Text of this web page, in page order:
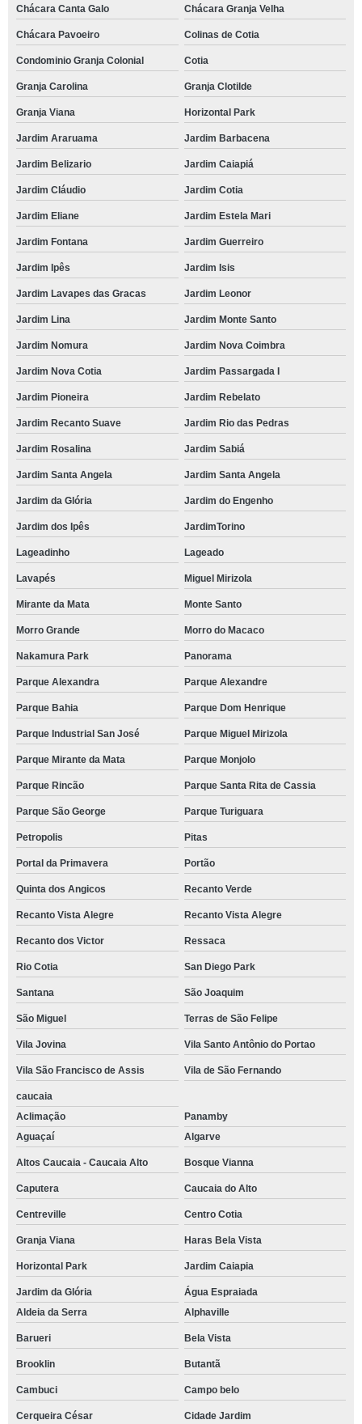
espaço para eventos reservar Caucaia do alto
telefone de espaço para eventos Jardim Sabiá
espaço de eventos reservar Chácara Pavoeiro
espaço de eventos endereço Jardim Lavapes das Gracas
espaço para eventos endereço Granja Viana
telefone de espaço para festa de casamento Horizontal Park
telefone de espaço para eventos pequenos Mirante da Mata
espaço para confraternização reservar Parque Turiguara
telefone de espaço para confraternização Tamboré
espaço para confraternização de empresa Residencial Nove
telefone de espaço para confraternização Alphaville Conde I
onde tem espaço para festa de debutante Caucaia do Alto
onde tem espaço para festa Jardim Cláudio
espaço para festa de debutante reservar Chácara Granja Velha
espaço para eventos pequenos Jardim Cláudio
espaço para festa endereço Morro do Macaco
espaço para confraternização endereço Morro do Macaco
espaço para festa de debutante reservar Jardim Nova Coimbra
espaço para eventos corporativos endereço Recanto Vista Alegre
telefone de espaço para festa de debutante Alphaville Conde I
espaço para eventos corporativos endereço Parque Turiguara
onde tem espaço para festas de aniversário Cotia
onde tem espaço para eventos pequenos Jardim Barbacena
espaço para confraternização Panorama
espaço para eventos pequenos Horizontal Park
espaço de eventos corporativos endereço Cotia
onde tem espaço para festa de casamento Alphaville
espaço para confraternização de empresa Vila Nova Conceição
telefone de espaço para eventos empresariais Petropolis
telefone de espaço para festa Jardim Araruama
telefone de espaço para eventos corporativos Jardim Paulista
telefone de espaço de eventos corporativos Jardim Nomura
espaço para festas de aniversário Jardim Santa Angela
espaço para eventos endereço Vila Romana
telefone de espaço de eventos Panorama
espaço para festas de aniversário Jardim Recanto Suave
onde tem espaço para eventos pequenos Residencial Dez
espaço para eventos empresariais reservar Vila Romana
espaço para confraternização de empresa endereço Caputera
espaço para eventos corporativos Condominio Granja Colonial
telefone de espaço de eventos Jardim Paulista
onde tem espaço para eventos empresariais Parque Turiguara
espaço para eventos pequenos reservar Jardim Santa Angela
espaço para festa Colinas de Cotia
onde tem espaço para festa de casamento Jardim Cláudio
Chácara Canta Galo Chácara Granja Velha
Chácara Pavoeiro Colinas de Cotia
Condominio Granja Colonial Cotia
Granja Carolina Granja Clotilde
Granja Viana Horizontal Park
Jardim Araruama Jardim Barbacena
Jardim Belizario Jardim Caiapiá
Jardim Cláudio Jardim Cotia
Jardim Eliane Jardim Estela Mari
Jardim Fontana Jardim Guerreiro
Jardim Ipês Jardim Isis
Jardim Lavapes das Gracas Jardim Leonor
Jardim Lina Jardim Monte Santo
Jardim Nomura Jardim Nova Coimbra
Jardim Nova Cotia Jardim Passargada I
Jardim Pioneira Jardim Rebelato
Jardim Recanto Suave Jardim Rio das Pedras
Jardim Rosalina Jardim Sabiá
Jardim Santa Angela Jardim Santa Angela
Jardim da Glória Jardim do Engenho
Jardim dos Ipês JardimTorino
Lageadinho Lageado
Lavapés Miguel Mirizola
Mirante da Mata Monte Santo
Morro Grande Morro do Macaco
Nakamura Park Panorama
Parque Alexandra Parque Alexandre
Parque Bahia Parque Dom Henrique
Parque Industrial San José Parque Miguel Mirizola
Parque Mirante da Mata Parque Monjolo
Parque Rincão Parque Santa Rita de Cassia
Parque São George Parque Turiguara
Petropolis Pitas
Portal da Primavera Portão
Quinta dos Angicos Recanto Verde
Recanto Vista Alegre Recanto Vista Alegre
Recanto dos Victor Ressaca
Rio Cotia San Diego Park
Santana São Joaquim
São Miguel Terras de São Felipe
Vila Jovina Vila Santo Antônio do Portao
Vila São Francisco de Assis Vila de São Fernando
caucaia
Aclimação
Panamby
Aguaçaí
Algarve
Altos Caucaia - Caucaia Alto Bosque Vianna
Caputera Caucaia do Alto
Centreville Centro Cotia
Granja Viana Haras Bela Vista
Horizontal Park Jardim Caiapia
Jardim da Glória
Água Espraiada
Aldeia da Serra
Alphaville
Barueri Bela Vista
Brooklin Butantã
Cambuci Campo belo
Cerqueira César Cidade Jardim